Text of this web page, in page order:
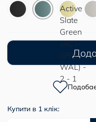
Купити в 1 клік: